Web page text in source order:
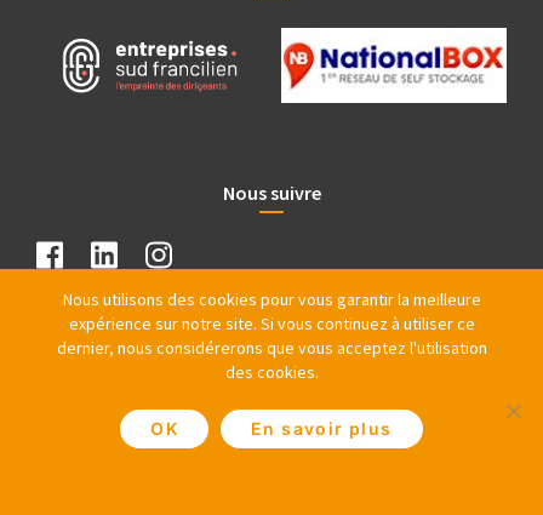
Nous suivre
Nous utilisons des cookies pour vous garantir la meilleure
expérience sur notre site. Si vous continuez à utiliser ce
dernier, nous considérerons que vous acceptez l'utilisation
des cookies.
OK En savoir plus